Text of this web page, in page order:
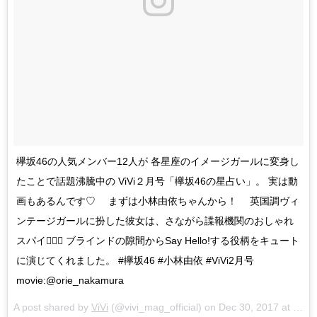
欅坂46の人気メンバー12人が 各星座のイメージガールに変身し
たことで話題沸騰中の ViVi２月号「欅坂46の星占い」。 実は動
画もあるんです♡ まずは小林由依ちゃんから！ 英国調ヴィ
ンテージガールに扮した彼女は、さながら諜報機関のおしゃれ
スパイ🕵🏻‍♀️ ブラインドの隙間からSay Hello!する役柄をキュート
に演じてくれました。 #欅坂46 #小林由依 #ViVi2月号
movie:@orie_nakamura
A post shared by ViVi (@vivi_mag_official) on Dec 30, 2017 at 1:17am PST